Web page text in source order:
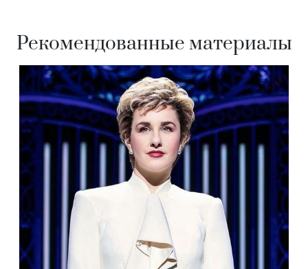
Рекомендованные материалы